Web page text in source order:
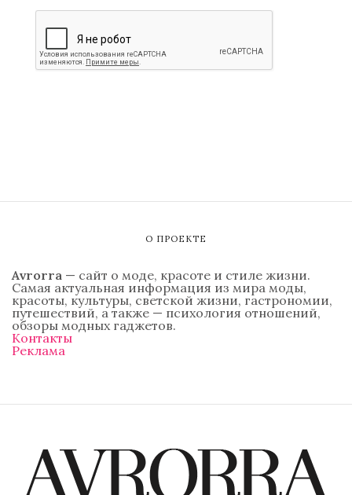
О ПРОЕКТЕ
Avrorra — сайт о моде, красоте и стиле жизни.
Самая актуальная информация из мира моды,
красоты, культуры, светской жизни, гастрономии,
путешествий, а также — психология отношений,
обзоры модных гаджетов.
Контакты
Реклама